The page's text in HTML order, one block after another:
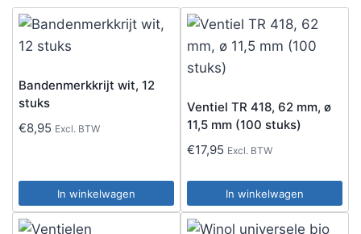
Bandenmerkkrijt wit, 12
stuks
€8,95 Excl. BTW
In winkelwagen
Ventiel TR 418, 62 mm, ø
11,5 mm (100 stuks)
€17,95 Excl. BTW
In winkelwagen